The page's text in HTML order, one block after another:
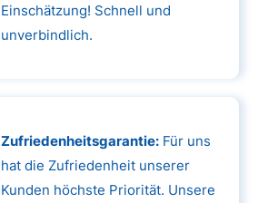
Einschätzung! Schnell und
unverbindlich.
Zufriedenheitsgarantie:Für uns
hat die Zufriedenheit unserer
Kunden höchste Priorität. Unsere